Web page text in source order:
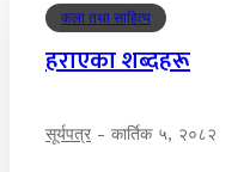
कला तथा साहित्य
हराएका शब्दहरू
सूर्यपत्र - कार्तिक ५, २०८२